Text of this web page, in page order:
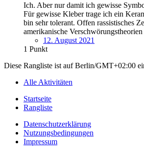
Ich. Aber nur damit ich gewisse
Für gewisse Kleber trage ich ein
bin sehr tolerant. Offen rassistisches
amerikanische
12. August 2021
1 Punkt
Diese Rangliste ist auf Berlin/GMT+02:00
Alle Aktivitäten
Startseite
Rangliste
Datenschutzerklärung
Nutzungsbedingungen
Impressum